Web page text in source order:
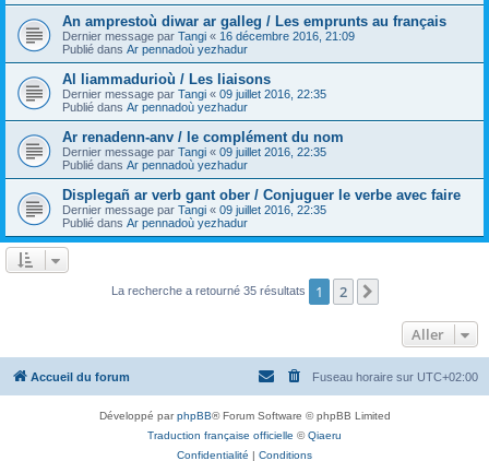
An amprestoù diwar ar galleg / Les emprunts au français
Dernier message par Tangi « 16 décembre 2016, 21:09
Publié dans Ar pennadoù yezhadur
Al liammadurioù / Les liaisons
Dernier message par Tangi « 09 juillet 2016, 22:35
Publié dans Ar pennadoù yezhadur
Ar renadenn-anv / le complément du nom
Dernier message par Tangi « 09 juillet 2016, 22:35
Publié dans Ar pennadoù yezhadur
Displegañ ar verb gant ober / Conjuguer le verbe avec faire
Dernier message par Tangi « 09 juillet 2016, 22:35
Publié dans Ar pennadoù yezhadur
La recherche a retourné 35 résultats 1 2
Aller
Accueil du forum Fuseau horaire sur UTC+02:00
Développé parphpBB® Forum Software © phpBB Limited
Traduction française officielle ©Qiaeru
Confidentialité | Conditions